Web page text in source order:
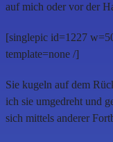
auf mich oder vor der
[singlepic id=1227
template=none /]
Sie kugeln auf dem
ich sie umgedreht und
sich mittels anderer